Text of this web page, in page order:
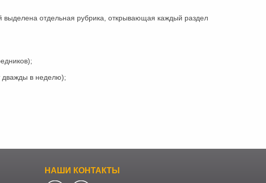
отдельная рубрика, открывающая каждый раздел
дважды в неделю);
НАШИ КОНТАКТЫ